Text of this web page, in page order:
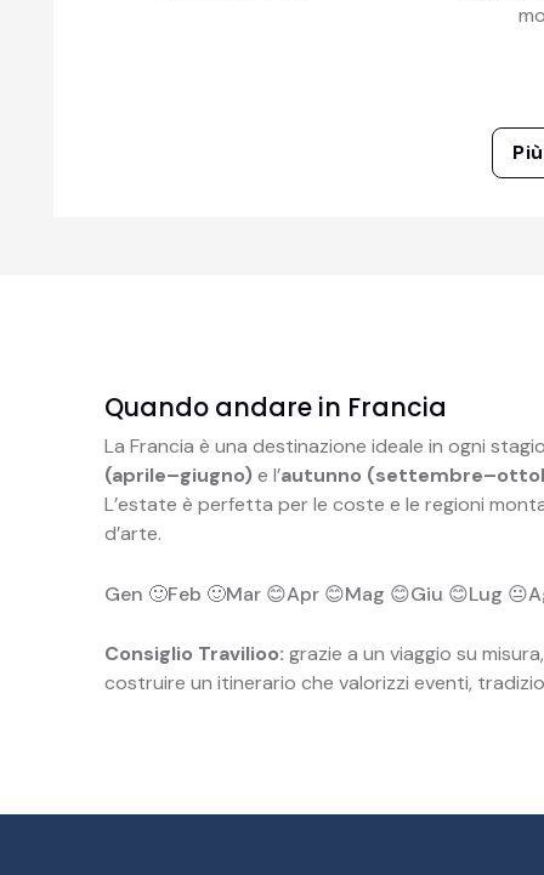
Quando andare in Francia
La Francia è una destinazione ideale in ogni
(aprile–giugno)e l’autunno
L’estate è perfetta per le coste e le regioni
d’arte.
Gen 🙂Feb 🙂Mar 😊Apr 😊Mag 😊Giu 😊Lug 😐
Consiglio Travilioo: grazie a un viaggio su
costruire un itinerario che valorizzi eventi,